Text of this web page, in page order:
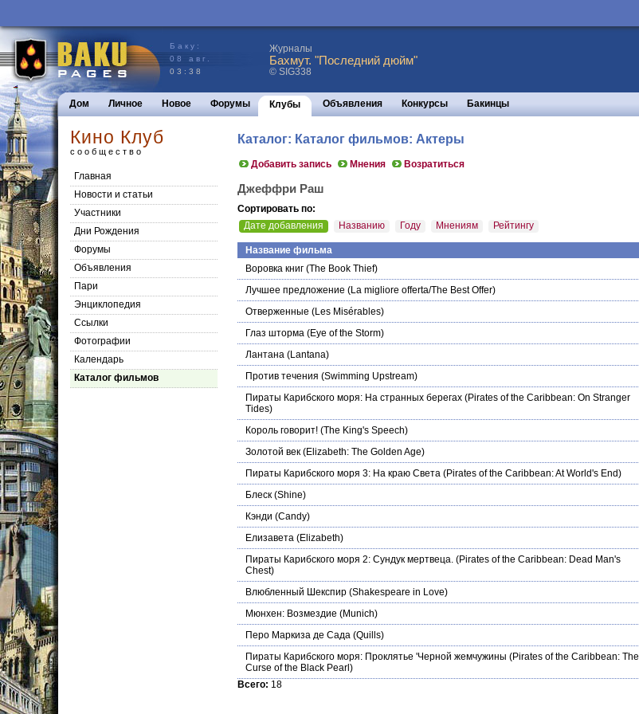
Баку:
08 авг.
03:38
Журналы
Бахмут. "Последний дюйм"
© SIG338
Дом Личное Новое Форумы Клубы Объявления Конкурсы Бакинцы
Кино Клуб
сообщество
Главная
Новости и статьи
Участники
Дни Рождения
Форумы
Объявления
Пари
Энциклопедия
Cсылки
Фотографии
Календарь
Каталог фильмов
Каталог: Каталог фильмов: Актеры
Добавить запись Мнения Возратиться
Джеффри Раш
Сортировать по:
Дате добавления
Названию Году Мнениям Рейтингу
Название фильма
Воровка книг (The Book Thief)
Лучшее предложение (La migliore offerta/The Best Offer)
Отверженные (Les Misérables)
Глаз шторма (Eye of the Storm)
Лантана (Lantana)
Против течения (Swimming Upstream)
Пираты Карибского моря: На странных берегах (Pirates of the Caribbean: On Stranger
Tides)
Король говорит! (The King's Speech)
Золотой век (Elizabeth: The Golden Age)
Пираты Карибского моря 3: На краю Света (Pirates of the Caribbean: At World's End)
Блеск (Shine)
Кэнди (Candy)
Елизавета (Elizabeth)
Пираты Карибского моря 2: Сундук мертвеца. (Pirates of the Caribbean: Dead Man's
Chest)
Влюбленный Шекспир (Shakespeare in Love)
Мюнхен: Возмездие (Munich)
Перо Маркиза де Сада (Quills)
Пираты Карибского моря: Проклятье 'Черной жемчужины (Pirates of the Caribbean: The
Curse of the Black Pearl)
Всего: 18